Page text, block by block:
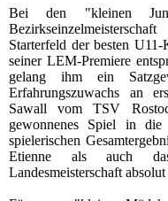
Bei den "kleinen
Starterfeld der besten
seiner LEM-Premiere
gelang ihm ein
Erfahrungszuwachs an
Sawall vom TSV
gewonnenes Spiel in die
spielerischen
Etienne als auch
Landesmeisterschaft